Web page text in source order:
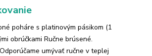
poháre s platinovým pásikom (1
obrúčkami Ručne brúsené.
umývať ručne v teplej